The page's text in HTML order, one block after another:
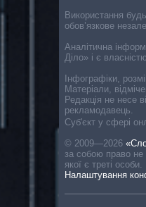
Cуб'єкт у сфері
© 2009—2026
за собою право не
якої є треті особи.
Налаштування
Використання
обов’язкове
Аналітична
Діло» і є
Інфографіки,
Матеріали,
Редакція не несе
рекламодавець.